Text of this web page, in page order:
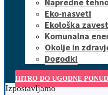
Eko-nasveti
Ekološka zavest
Komunalna
Okolje in
Dogodki
HITRO DO UGODNE
Izpostavljamo